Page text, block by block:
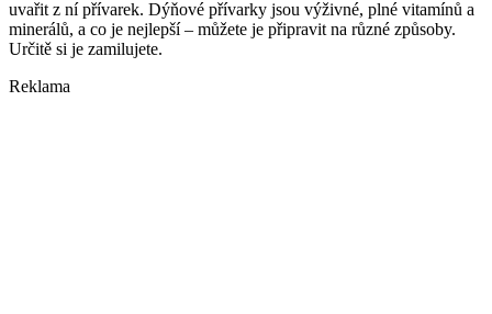
uvařit z ní přívarek. Dýňové přívarky jsou výživné, plné vitamínů a
minerálů, a co je nejlepší – můžete je připravit na různé způsoby.
Určitě si je zamilujete.
Reklama